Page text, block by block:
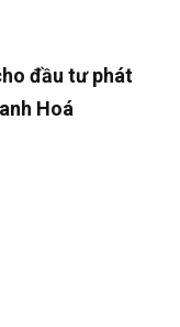
đầu tư phát
Hoá